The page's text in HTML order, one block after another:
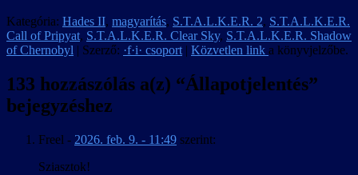
Kategória: Hades II, magyarítás, S.T.A.L.K.E.R. 2, S.T.A.L.K.E.R.
Call of Pripyat, S.T.A.L.K.E.R. Clear Sky, S.T.A.L.K.E.R. Shadow
of Chernobyl | Szerző: ·f·i· csoport | Közvetlen link a könyvjelzőbe.
133 hozzászólás a(z) “Állapotjelentés”
bejegyzéshez
Freel - 2026. feb. 9. - 11:49 szerint:
Sziasztok!